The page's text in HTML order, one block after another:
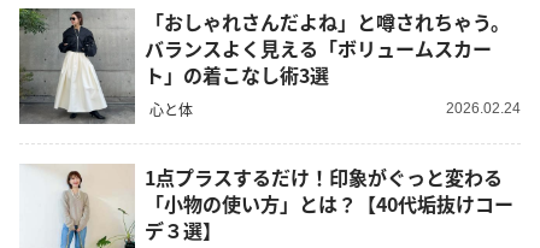
「おしゃれさんだよね」と噂されちゃう。
バランスよく見える「ボリュームスカー
ト」の着こなし術3選
心と体 2026.02.24
1点プラスするだけ！印象がぐっと変わる
「小物の使い方」とは？【40代垢抜けコー
デ３選】